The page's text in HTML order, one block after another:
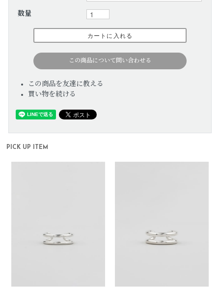
数量
この商品について問い合わせる
この商品を友達に教える
買い物を続ける
PICK UP ITEM